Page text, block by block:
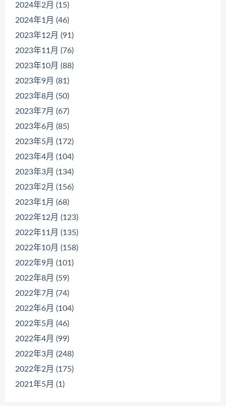
2024年2月 (15)
2024年1月 (46)
2023年12月 (91)
2023年11月 (76)
2023年10月 (88)
2023年9月 (81)
2023年8月 (50)
2023年7月 (67)
2023年6月 (85)
2023年5月 (172)
2023年4月 (104)
2023年3月 (134)
2023年2月 (156)
2023年1月 (68)
2022年12月 (123)
2022年11月 (135)
2022年10月 (158)
2022年9月 (101)
2022年8月 (59)
2022年7月 (74)
2022年6月 (104)
2022年5月 (46)
2022年4月 (99)
2022年3月 (248)
2022年2月 (175)
2021年5月 (1)